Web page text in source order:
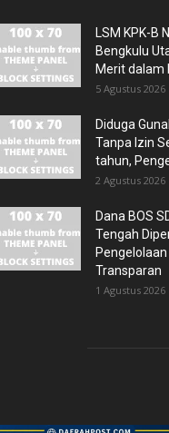
LSM KPK-B
Bengkulu
Merit dalam
5 Agustus 2026
Diduga
Tanpa Izin
tahun,
2 Agustus 2026
Dana BOS
Tengah
Transparan
1 Agustus 2026